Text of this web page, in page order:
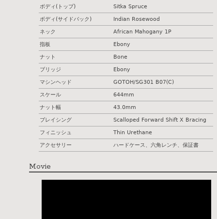
ボディ(トップ)
Sitka Spruce
ボディ(サイドバック)
Indian Rosewood
ネック
African Mahogany 1P
指板
Ebony
ナット
Bone
ブリッジ
Ebony
マシンヘッド
GOTOH/SG301 B07(C)
スケール
644mm
ナット幅
43.0mm
ブレイシング
Scalloped Forward Shift X Bracing
フィニッシュ
Thin Urethane
アクセサリー
ハードケース、六角レンチ、保証書
Movie